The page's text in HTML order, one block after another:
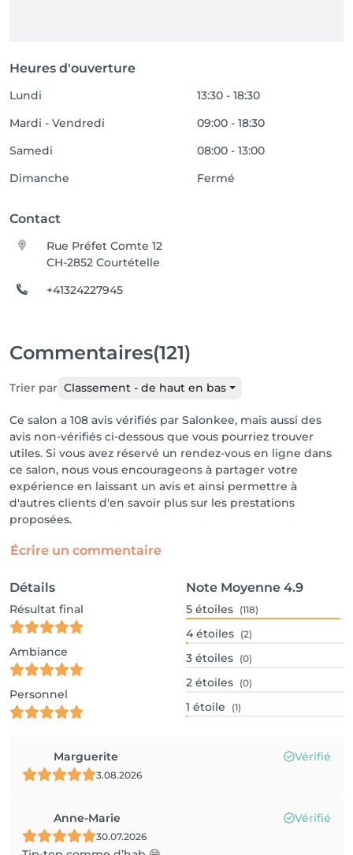
Heures d'ouverture
Lundi
13:30 - 18:30
Mardi - Vendredi
09:00 - 18:30
Samedi
08:00 - 13:00
Dimanche
Fermé
Contact
Rue Préfet Comte 12
CH-2852 Courtételle
+41324227945
Commentaires(121)
Trier par Classement - de haut en bas
Ce salon a 108 avis vérifiés par Salonkee, mais aussi des
avis non-vérifiés ci-dessous que vous pourriez trouver
utiles. Si vous avez réservé un rendez-vous en ligne dans
ce salon, nous vous encourageons à partager votre
expérience en laissant un avis et ainsi permettre à
d'autres clients d'en savoir plus sur les prestations
proposées.
Écrire un commentaire
Détails
Résultat final
Ambiance
Personnel
Note Moyenne 4.9
5 étoiles (118)
4 étoiles (2)
3 étoiles (0)
2 étoiles (0)
1 étoile (1)
Marguerite Vérifié
3.08.2026
Anne-Marie Vérifié
30.07.2026